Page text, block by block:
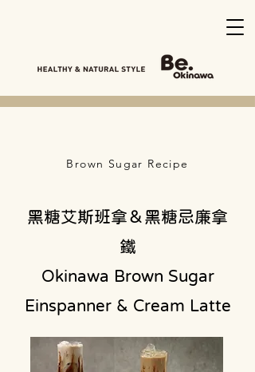
Brown Sugar Recipe
黑糖艾斯班拿＆黑糖忌廉拿
鐵
Okinawa Brown Sugar
Einspanner & Cream Latte